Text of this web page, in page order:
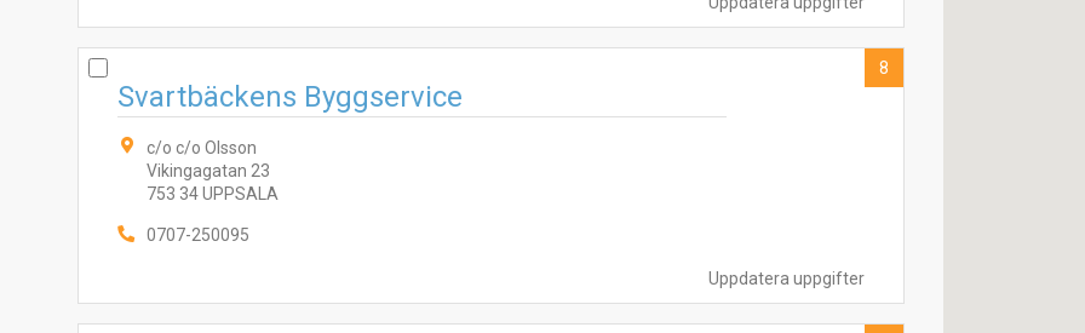
Uppdatera uppgifter
Svartbäckens Byggservice
c/o c/o Olsson
Vikingagatan 23
753 34 UPPSALA
0707-250095
8